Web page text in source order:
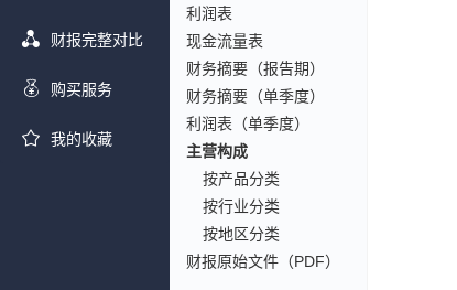
财报完整对比
购买服务
我的收藏
利润表
现金流量表
财务摘要（报告期）
财务摘要（单季度）
利润表（单季度）
主营构成
按产品分类
按行业分类
按地区分类
财报原始文件（PDF）